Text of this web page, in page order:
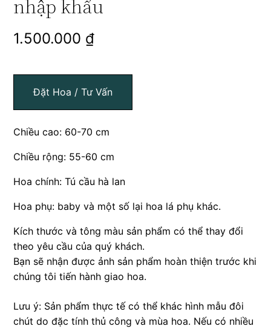
nhập khẩu
1.500.000 ₫
Đặt Hoa / Tư Vấn
Chiều cao: 60-70 cm
Chiều rộng: 55-60 cm
Hoa chính: Tú cầu hà lan
Hoa phụ: baby và một số lại hoa lá phụ khác.
Kích thước và tông màu sản phẩm có thể thay đổi
theo yêu cầu của quý khách.
Bạn sẽ nhận được ảnh sản phẩm hoàn thiện trước khi
chúng tôi tiến hành giao hoa.
Lưu ý: Sản phẩm thực tế có thể khác hình mẫu đôi
chút do đặc tính thủ công và mùa hoa. Nếu có nhiều